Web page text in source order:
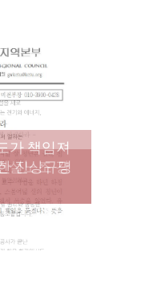
가 책임져
진상규명
설노조 강
업 이모저
학교비정
지회장
모임